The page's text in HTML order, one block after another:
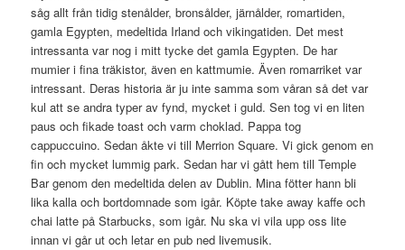
såg allt från tidig stenålder, bronsålder, järnålder, romartiden,
gamla Egypten, medeltida Irland och vikingatiden. Det mest
intressanta var nog i mitt tycke det gamla Egypten. De har
mumier i fina träkistor, även en kattmumie. Även romarriket var
intressant. Deras historia är ju inte samma som våran så det var
kul att se andra typer av fynd, mycket i guld. Sen tog vi en liten
paus och fikade toast och varm choklad. Pappa tog
cappuccuino. Sedan åkte vi till Merrion Square. Vi gick genom en
fin och mycket lummig park. Sedan har vi gått hem till Temple
Bar genom den medeltida delen av Dublin. Mina fötter hann bli
lika kalla och bortdomnade som igår. Köpte take away kaffe och
chai latte på Starbucks, som igår. Nu ska vi vila upp oss lite
innan vi går ut och letar en pub ned livemusik.